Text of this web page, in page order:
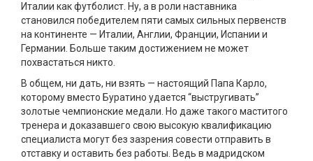
Италии как футболист. Ну, а в роли наставника
становился победителем пяти самых сильных первенств
на континенте — Италии, Англии, Франции, Испании и
Германии. Больше таким достижением не может
похвастаться никто.
В общем, ни дать, ни взять — настоящий Папа Карло,
которому вместо Буратино удается “выстругивать”
золотые чемпионские медали. Но даже такого маститого
тренера и доказавшего свою высокую квалификацию
специалиста могут без зазрения совести отправить в
отставку и оставить без работы. Ведь в мадридском